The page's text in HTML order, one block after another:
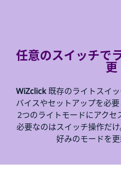
任意のスイッチで
更
WiZclick既存のライトスイ
バイスやセットアップを必
2つのライトモードにアクセ
必要なのはスイッチ操作だ
好みのモードを更